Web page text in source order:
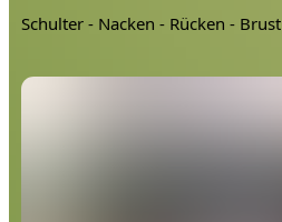
Schulter - Nacken - Rücken - Brust